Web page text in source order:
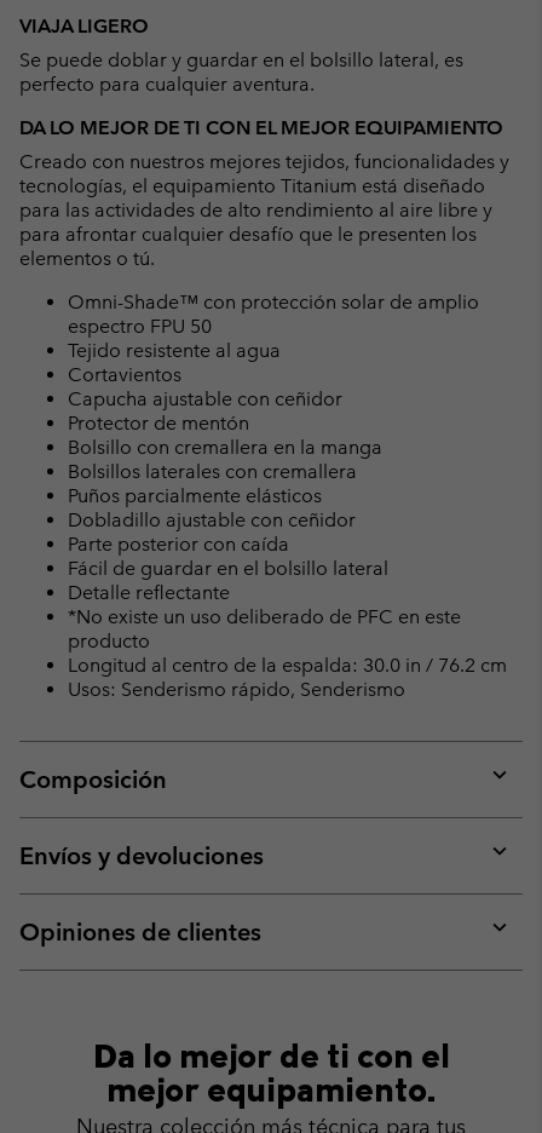
VIAJA LIGERO
Se puede doblar y guardar en el bolsillo lateral, es
perfecto para cualquier aventura.
DA LO MEJOR DE TI CON EL MEJOR EQUIPAMIENTO
Creado con nuestros mejores tejidos, funcionalidades y
tecnologías, el equipamiento Titanium está diseñado
para las actividades de alto rendimiento al aire libre y
para afrontar cualquier desafío que le presenten los
elementos o tú.
Omni-Shade™ con protección solar de amplio
espectro FPU 50
Tejido resistente al agua
Cortavientos
Capucha ajustable con ceñidor
Protector de mentón
Bolsillo con cremallera en la manga
Bolsillos laterales con cremallera
Puños parcialmente elásticos
Dobladillo ajustable con ceñidor
Parte posterior con caída
Fácil de guardar en el bolsillo lateral
Detalle reflectante
*No existe un uso deliberado de PFC en este
producto
Longitud al centro de la espalda: 30.0 in / 76.2 cm
Usos: Senderismo rápido, Senderismo
Composición
or
Envíos y devoluciones
or
Opiniones de clientes
or
Da lo mejor de ti con el
mejor equipamiento.
Nuestra colección más técnica para tus